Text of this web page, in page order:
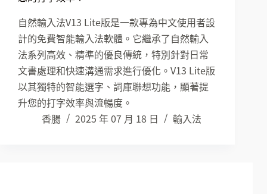
自然輸入法V13 Lite版是一款專為中文使用者設
計的免費智能輸入法軟體。它繼承了自然輸入
法系列高效、精準的優良傳統，特別針對日常
文書處理和快速溝通需求進行優化。V13 Lite版
以其獨特的智能選字、詞庫聯想功能，顯著提
升您的打字效率與流暢度。
香腸
2025 年 07 月 18 日 輸入法